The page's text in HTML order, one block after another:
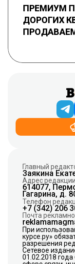
ПРЕМИУМ
ДОРОГИХ
Главный
Заякина
Адрес
614077,
Гагарина, д.
Телефон
+7 (342) 206
Почта
При
курсе.ру»
разрешения
Сетевое
01.02.2018